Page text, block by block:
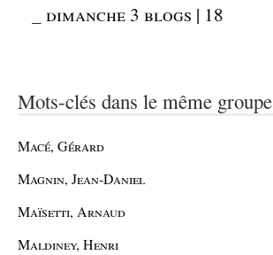
_dimanche 3 blogs | 18
Mots-clés dans le même groupe
Macé, Gérard
Magnin, Jean-Daniel
Maïsetti, Arnaud
Maldiney, Henri